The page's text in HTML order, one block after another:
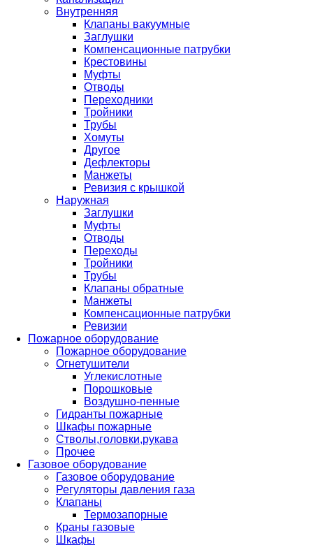
Внутренняя
Клапаны вакуумные
Заглушки
Компенсационные патрубки
Крестовины
Муфты
Отводы
Переходники
Тройники
Трубы
Хомуты
Другое
Дефлекторы
Манжеты
Ревизия с крышкой
Наружная
Заглушки
Муфты
Отводы
Переходы
Тройники
Трубы
Клапаны обратные
Манжеты
Компенсационные патрубки
Ревизии
Пожарное оборудование
Пожарное оборудование
Огнетушители
Углекислотные
Порошковые
Воздушно-пенные
Гидранты пожарные
Шкафы пожарные
Стволы,головки,рукава
Прочее
Газовое оборудование
Газовое оборудование
Регуляторы давления газа
Клапаны
Термозапорные
Краны газовые
Шкафы